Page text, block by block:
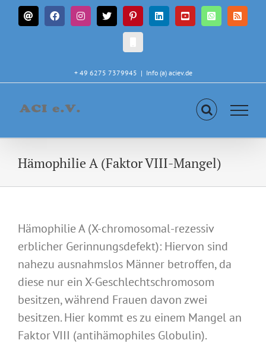
Zum
InhaltE-
Mail
FacebookInstagram
X PinterestLinkedInYouTubeWhatsApp
Rss
IN
+ 49 6275 7379945 | Info (a) aciev.de
Hämophilie A (Faktor VIII-Mangel)
Hämophilie A (X-chromosomal-rezessiv
erblicher Gerinnungsdefekt): Hiervon sind
nahezu ausnahmslos Männer betroffen, da
diese nur ein X-Geschlechtschromosom
besitzen, während Frauen davon zwei
besitzen. Hier kommt es zu einem Mangel an
Faktor VIII (antihämophiles Globulin).